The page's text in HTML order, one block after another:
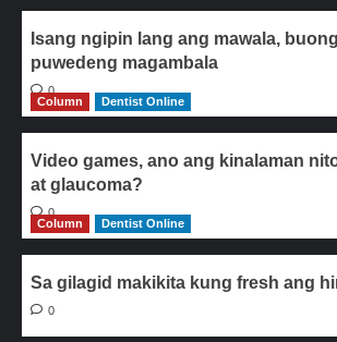
Isang ngipin lang ang mawala,
puwedeng magambala
0
Column
Dentist Online
Video games, ano ang kinalaman
at glaucoma?
0
Column
Dentist Online
Sa gilagid makikita kung fresh ang
0